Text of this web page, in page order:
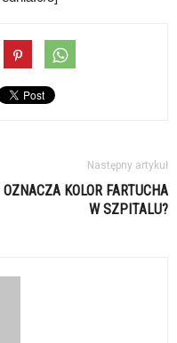
Następny artykuł
OZNACZA KOLOR FARTUCHA
W SZPITALU?